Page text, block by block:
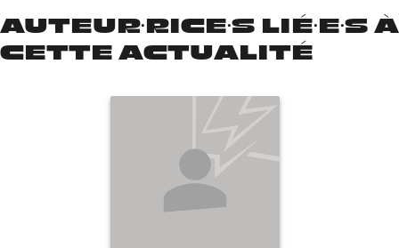
AUTEUR·RICE·S LIÉ·E·S À
CETTE ACTUALITÉ